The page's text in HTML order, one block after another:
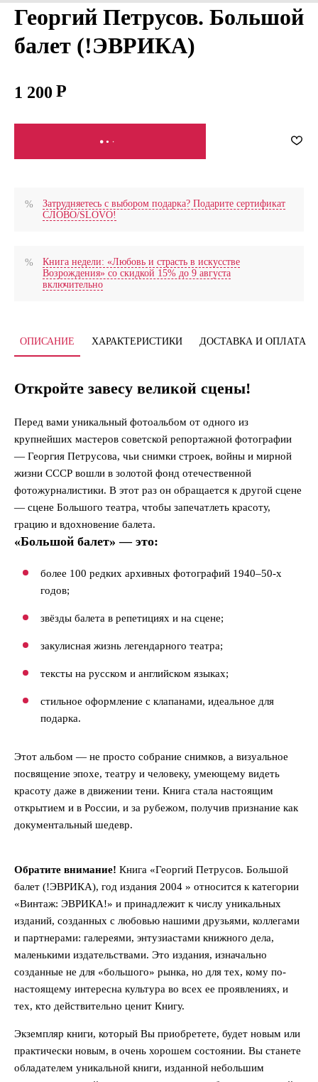
Георгий Петрусов. Большой
балет (!ЭВРИКА)
1 200
СООБЩИТЬ О ПОСТУПЛЕНИИ
Затрудняетесь с выбором подарка? Подарите сертификат
СЛОВО/SLOVO!
Книга недели: «Любовь и страсть в искусстве
Возрождения» со скидкой 15% до 9 августа
включительно
ОПИСАНИЕ ХАРАКТЕРИСТИКИ ДОСТАВКА И ОПЛАТА
Откройте завесу великой сцены!
Перед вами уникальный фотоальбом от одного из
крупнейших мастеров советской репортажной фотографии
— Георгия Петрусова, чьи снимки строек, войны и мирной
жизни СССР вошли в золотой фонд отечественной
фотожурналистики. В этот раз он обращается к другой сцене
— сцене Большого театра, чтобы запечатлеть красоту,
грацию и вдохновение балета.
«Большой балет» — это:
более 100 редких архивных фотографий 1940–50-х
годов;
звёзды балета в репетициях и на сцене;
закулисная жизнь легендарного театра;
тексты на русском и английском языках;
стильное оформление с клапанами, идеальное для
подарка.
Этот альбом — не просто собрание снимков, а визуальное
посвящение эпохе, театру и человеку, умеющему видеть
красоту даже в движении тени. Книга стала настоящим
открытием и в России, и за рубежом, получив признание как
документальный шедевр.
Обратите внимание! Книга «Георгий Петрусов. Большой
балет (!ЭВРИКА), год издания 2004 » относится к категории
«Винтаж: ЭВРИКА!» и принадлежит к числу уникальных
изданий, созданных с любовью нашими друзьями, коллегами
и партнерами: галереями, энтузиастами книжного дела,
маленькими издательствами. Это издания, изначально
созданные не для «большого» рынка, но для тех, кому по-
настоящему интересна культура во всех ее проявлениях, и
тех, кто действительно ценит Книгу.
Экземпляр книги, который Вы приобретете, будет новым или
практически новым, в очень хорошем состоянии. Вы станете
обладателем уникальной книги, изданной небольшим